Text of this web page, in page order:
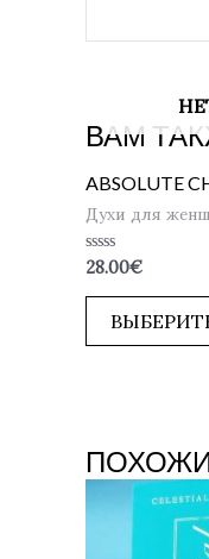
ВАМ
ABSOLUTE
Духи для
Оценка
из
28.00€